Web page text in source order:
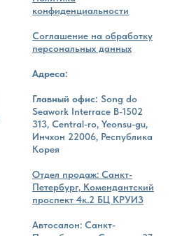
конфиденциальности
Соглашение на обработку
персональных данных
Адреса:
Главный офис: Song do
Seawork Interrace B-1502
313, Central-ro, Yeonsu-gu,
Инчхон 22006, Республика
Корея
Отдел продаж: Санкт-
Петербург, Комендантский
проспект 4к.2 БЦ КРУИЗ
Автосалон: Санкт-